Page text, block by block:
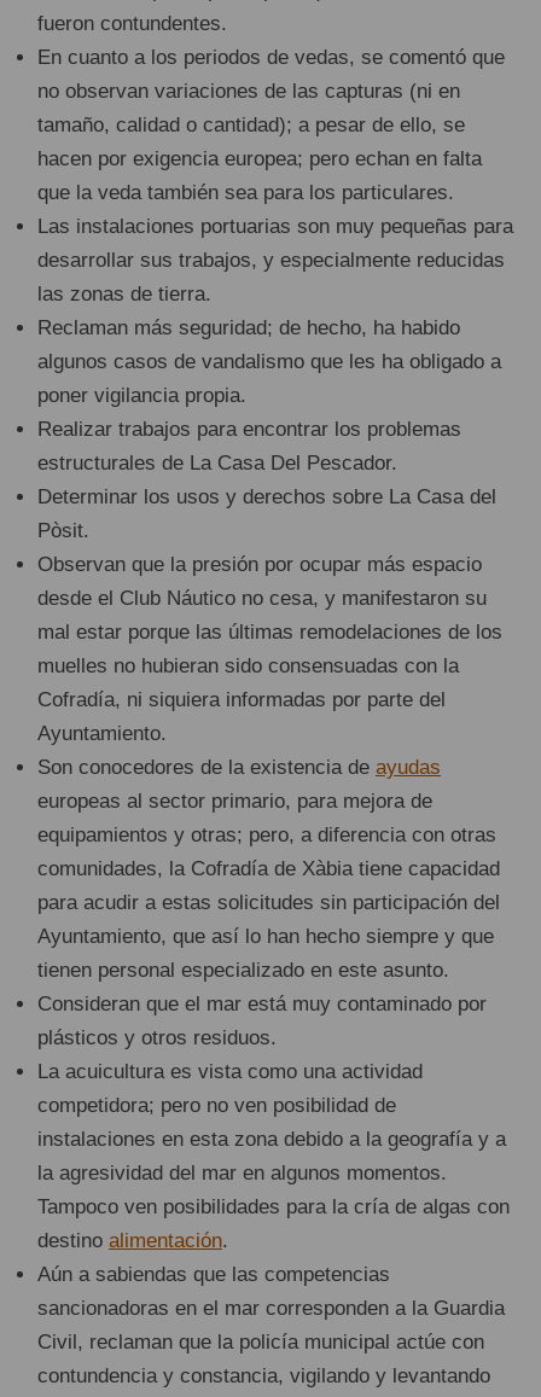
fueron contundentes.
En cuanto a los periodos de vedas, se comentó que
no observan variaciones de las capturas (ni en
tamaño, calidad o cantidad); a pesar de ello, se
hacen por exigencia europea; pero echan en falta
que la veda también sea para los particulares.
Las instalaciones portuarias son muy pequeñas para
desarrollar sus trabajos, y especialmente reducidas
las zonas de tierra.
Reclaman más seguridad; de hecho, ha habido
algunos casos de vandalismo que les ha obligado a
poner vigilancia propia.
Realizar trabajos para encontrar los problemas
estructurales de La Casa Del Pescador.
Determinar los usos y derechos sobre La Casa del
Pòsit.
Observan que la presión por ocupar más espacio
desde el Club Náutico no cesa, y manifestaron su
mal estar porque las últimas remodelaciones de los
muelles no hubieran sido consensuadas con la
Cofradía, ni siquiera informadas por parte del
Ayuntamiento.
Son conocedores de la existencia de ayudas
europeas al sector primario, para mejora de
equipamientos y otras; pero, a diferencia con otras
comunidades, la Cofradía de Xàbia tiene capacidad
para acudir a estas solicitudes sin participación del
Ayuntamiento, que así lo han hecho siempre y que
tienen personal especializado en este asunto.
Consideran que el mar está muy contaminado por
plásticos y otros residuos.
La acuicultura es vista como una actividad
competidora; pero no ven posibilidad de
instalaciones en esta zona debido a la geografía y a
la agresividad del mar en algunos momentos.
Tampoco ven posibilidades para la cría de algas con
destino alimentación.
Aún a sabiendas que las competencias
sancionadoras en el mar corresponden a la Guardia
Civil, reclaman que la policía municipal actúe con
contundencia y constancia, vigilando y levantando